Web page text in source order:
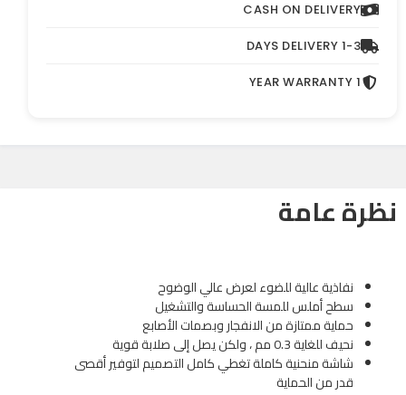
CASH ON DELIVERY
1-3 DAYS DELIVERY
1 YEAR WARRANTY
نظرة عامة
نفاذية عالية للضوء لعرض عالي الوضوح
سطح أملس للمسة الحساسة والتشغيل
حماية ممتازة من الانفجار وبصمات الأصابع
نحيف للغاية 0.3 مم ، ولكن يصل إلى صلابة قوية
شاشة منحنية كاملة تغطي كامل التصميم لتوفير أقصى
قدر من الحماية